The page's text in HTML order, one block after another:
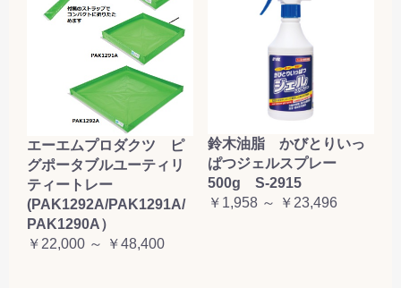
エーエムプロダクツ ピ
グポータブルユーティリ
ティートレー
(PAK1292A/PAK1291A/
PAK1290A）
￥22,000 ～ ￥48,400
鈴木油脂 かびとりいっ
ぱつジェルスプレー
500g S-2915
￥1,958 ～ ￥23,496